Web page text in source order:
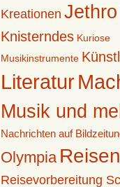
Kreationen
Knisterndes Kuriose
Musikinstrumente
Literatur
Musik und
Nachrichten auf
Olympia Reisen
Reisevorbereitung